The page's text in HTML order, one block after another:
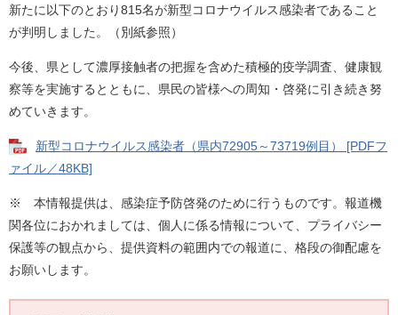
新たに以下のとおり815名が新型コロナウイルス感染者であること
が判明しました。（別紙参照）
今後、県として濃厚接触者の把握を含めた積極的疫学調査、健康観
察等を実施するとともに、県民の皆様への周知・啓発に引き続き努
めていきます。
新型コロナウイルス感染者（県内72905～73719例目） [PDFフ
ァイル／48KB]
※ 本情報提供は、感染症予防啓発のために行うものです。報道機
関各位におかれましては、個人に係る情報について、プライバシー
保護等の観点から、提供資料の範囲内での報道に、格段の御配慮を
お願いします。